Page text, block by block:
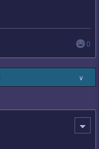
0
∨